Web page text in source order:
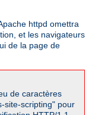
httpd omettra
et les navigateurs
de la page de
de caractères
site-scripting" pour